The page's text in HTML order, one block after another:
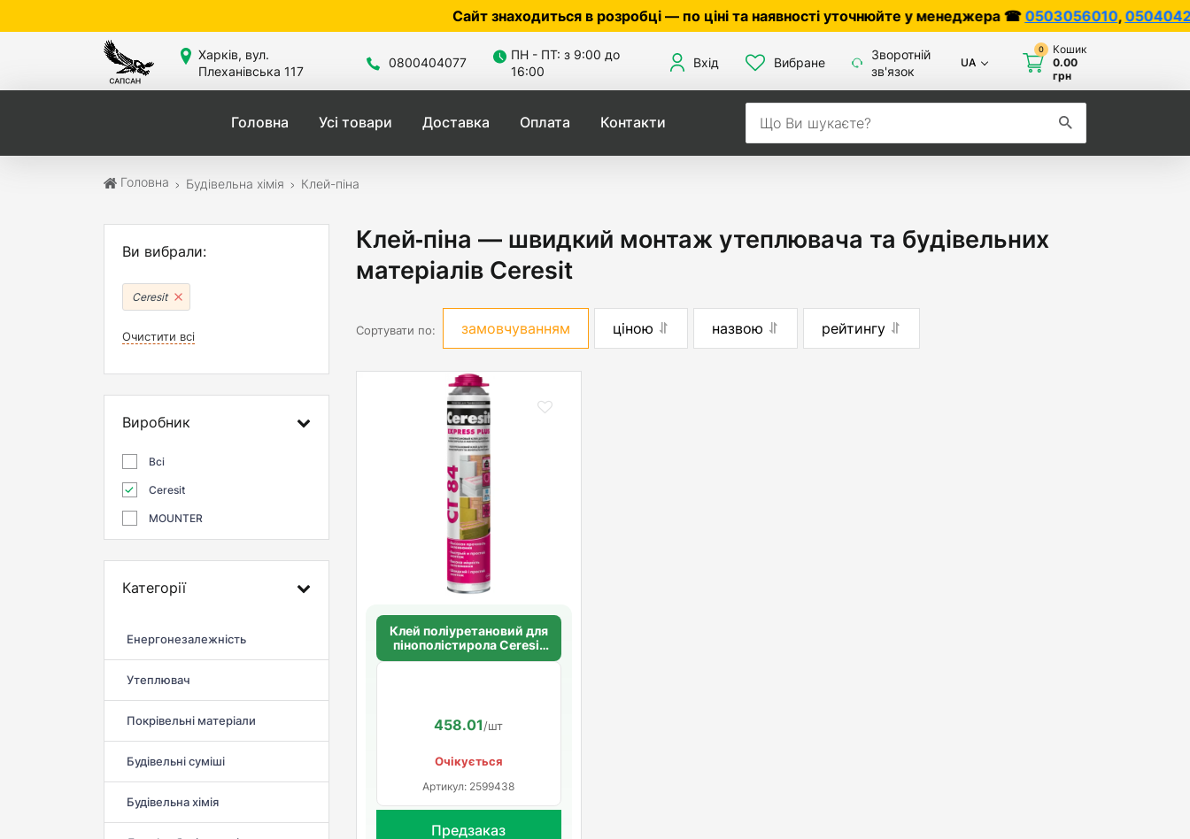
Сайт знаходиться в розробці — по ціні та наявності уточнюйте у менеджера ☎0503056010,0504042070
Харків, вул.
Плеханівська 117
0800404077
ПН - ПТ: з 9:00 до
16:00
Вхід Вибране
Зворотній
зв'язок
UA
0
Кошик
0.00
грн
Головна Усі товари Доставка Оплата Контакти
Головна Будівельна хімія Клей-піна
Ви вибрали:
Ceresit
Очистити всі
Виробник
Всі
Ceresit
MOUNTER
Категорії
Енергонезалежність
Утеплювач
Покрівельні матеріали
Будівельні суміші
Будівельна хімія
Клей‑піна — швидкий монтаж утеплювача та будівельних
матеріалів Ceresit
Сортувати по: замовчуванням ціною назвою рейтингу
Клей поліуретановий для
пінополістирола Ceresit
CT 84 EXPRESS PLUS
458.01/шт
Очікується
Артикул: 2599438
Предзаказ